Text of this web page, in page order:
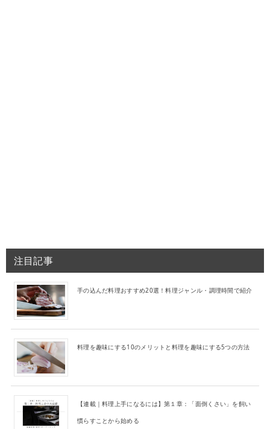
注目記事
手の込んだ料理おすすめ20選！料理ジャンル・調理時間で紹介
料理を趣味にする10のメリットと料理を趣味にする5つの方法
【連載｜料理上手になるには】第１章：「面倒くさい」を飼い
慣らすことから始める